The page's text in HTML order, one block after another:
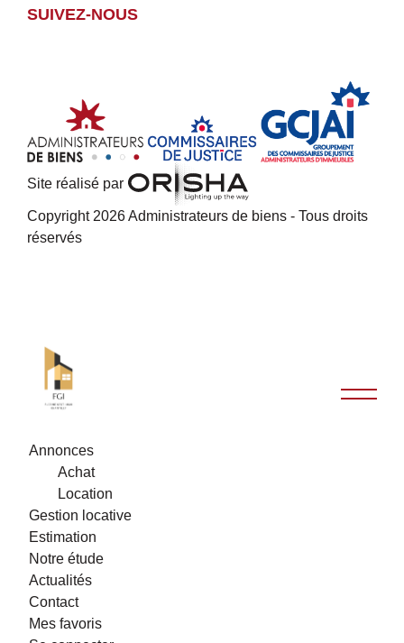
SUIVEZ-NOUS
Site réalisé par
Copyright 2026 Administrateurs de biens - Tous droits
réservés
Annonces
Achat
Location
Gestion locative
Estimation
Notre étude
Actualités
Contact
Mes favoris